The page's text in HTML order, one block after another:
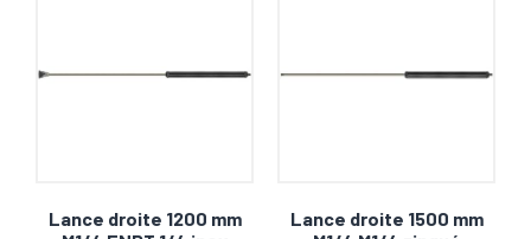
Lance droite 1200 mm
Lance droite 1500 mm